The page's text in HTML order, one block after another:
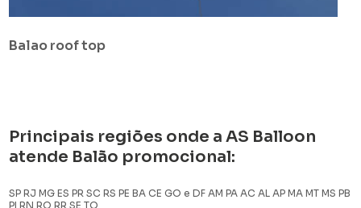
Balao roof top
Principais regiões onde a AS Balloon
atende Balão promocional:
SP RJ MG ES PR SC RS PE BA CE GO e DF AM PA AC AL AP MA MT MS PB
PI RN RO RR SE TO